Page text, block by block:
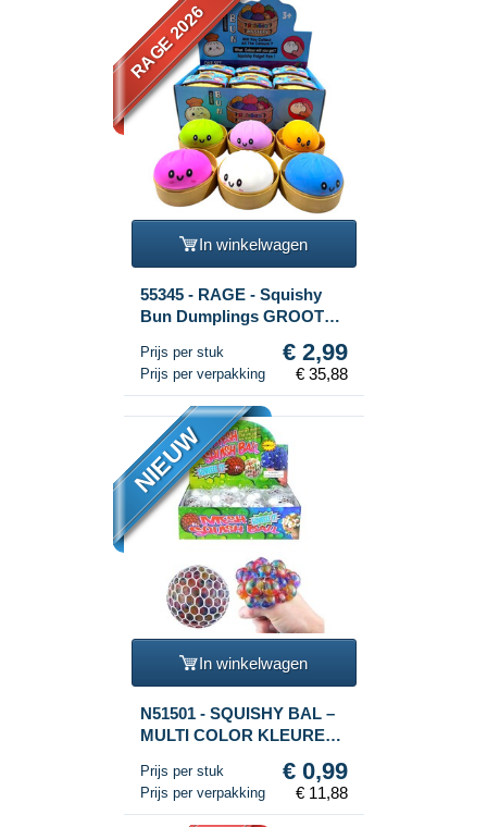
RAGE 2026
In winkelwagen
55345 - RAGE - Squishy
Bun Dumplings GROOT
Viral 2026 Fidget Toy
(12st.)
Prijs per stuk € 2,99
Prijs per verpakking € 35,88
NIEUW
In winkelwagen
N51501 - SQUISHY BAL –
MULTI COLOR KLEUREN
Prijs per stuk € 0,99
Prijs per verpakking € 11,88